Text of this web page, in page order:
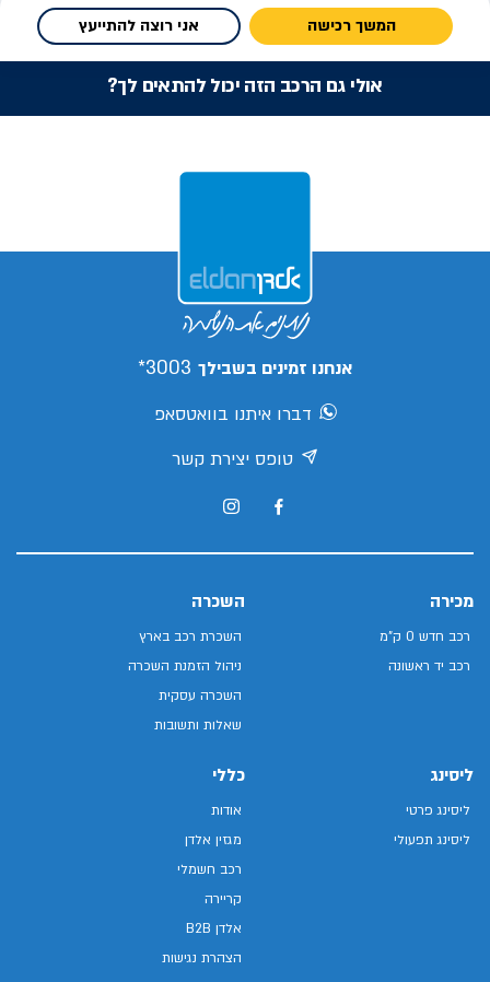
המשך רכישה אני רוצה להתייעץ
אולי גם הרכב הזה יכול להתאים לך?
אנחנו זמינים בשבילך 3003*
דברו איתנו בוואטסאפ
טופס יצירת קשר
מכירה
רכב חדש 0 ק"מ
רכב יד ראשונה
השכרה
השכרת רכב בארץ
ניהול הזמנת השכרה
השכרה עסקית
שאלות ותשובות
ליסינג
ליסינג פרטי
ליסינג תפעולי
כללי
אודות
מגזין אלדן
רכב חשמלי
קריירה
אלדן B2B
הצהרת נגישות